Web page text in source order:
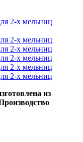
из